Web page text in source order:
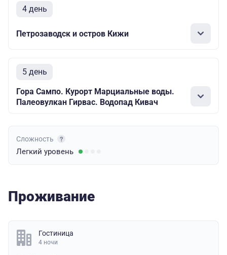
4 день
Петрозаводск и остров Кижи
5 день
Гора Сампо. Курорт Марциальные воды.
Палеовулкан Гирвас. Водопад Кивач
Сложность
Легкий уровень
Проживание
Гостиница
4 ночи